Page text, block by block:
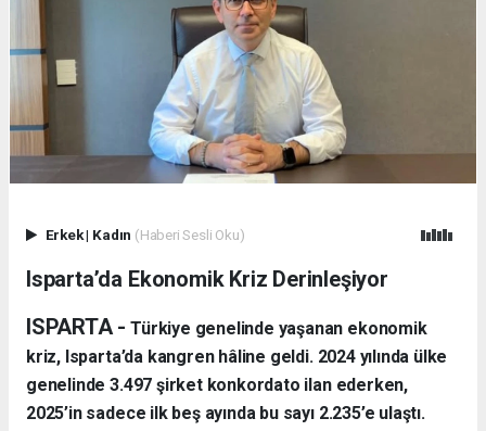
Erkek| Kadın (Haberi Sesli Oku)
Isparta’da Ekonomik Kriz Derinleşiyor
ISPARTA - Türkiye genelinde yaşanan ekonomik
kriz, Isparta’da kangren hâline geldi. 2024 yılında ülke
genelinde 3.497 şirket konkordato ilan ederken,
2025’in sadece ilk beş ayında bu sayı 2.235’e ulaştı.